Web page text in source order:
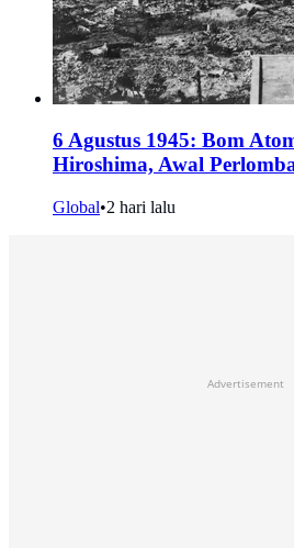
6 Agustus 1945: Bom
Hiroshima, Awal
Global•2 hari lalu
Advertisement